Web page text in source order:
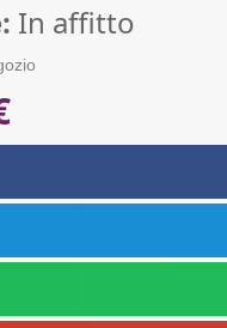
In affitto